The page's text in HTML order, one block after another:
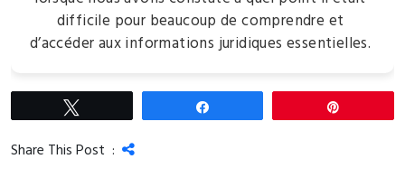
difficile pour beaucoup de comprendre et
d’accéder aux informations juridiques essentielles.
Share This Post :